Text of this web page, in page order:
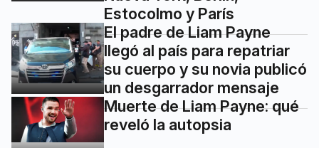
Estocolmo y París
El padre de Liam Payne
llegó al país para repatriar
su cuerpo y su novia publicó
un desgarrador mensaje
Muerte de Liam Payne: qué
reveló la autopsia